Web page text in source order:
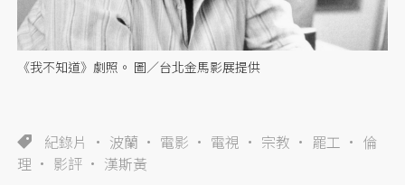
《我不知道》劇照。 圖／台北金馬影展提供
紀錄片 波蘭 電影 電視 宗教 罷工
倫
理
影評 漢斯黃